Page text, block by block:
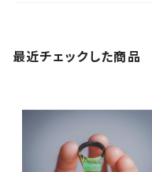
最近チェックした商品